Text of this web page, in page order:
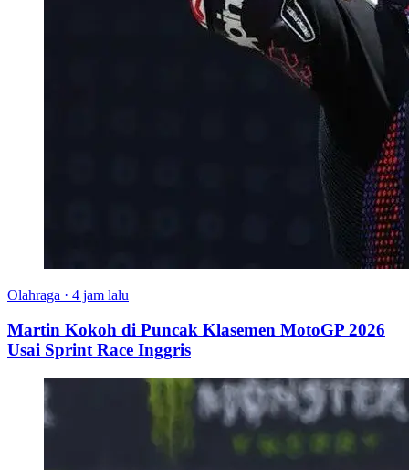
Olahraga · 4 jam lalu
Martin Kokoh di Puncak Klasemen MotoGP 2026
Usai Sprint Race Inggris